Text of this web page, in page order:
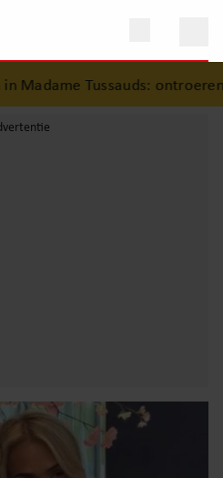
ontroerend moment